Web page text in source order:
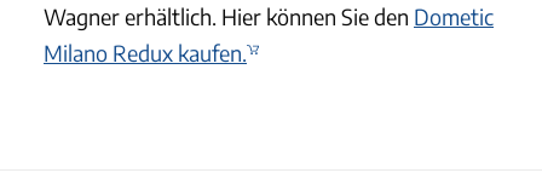
Wagner erhältlich. Hier können Sie den Dometic
Milano Redux kaufen.